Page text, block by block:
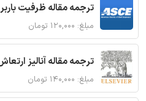
ترجمه مقاله ظرفیت
مبلغ: ۱۲۰,۰۰۰ تومان
ترجمه مقاله آنالیز
مبلغ: ۱۴۰,۰۰۰ تومان